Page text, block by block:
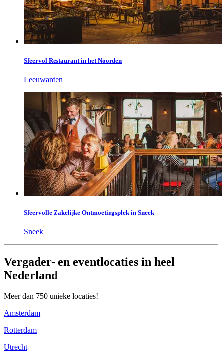
Sfeervol Restaurant in het Noorden
Leeuwarden
Sfeervolle Zakelijke Ontmoetingsplek in Sneek
Sneek
Vergader- en eventlocaties in heel
Nederland
Meer dan 750 unieke locaties!
Amsterdam
Rotterdam
Utrecht